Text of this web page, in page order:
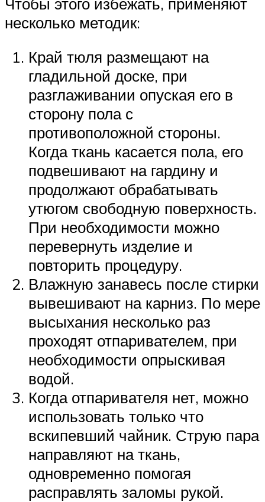
несколько методик:
Край тюля размещают на
гладильной доске, при
разглаживании опуская его в
сторону пола с
противоположной стороны.
Когда ткань касается пола, его
подвешивают на гардину и
продолжают обрабатывать
утюгом свободную поверхность.
При необходимости можно
перевернуть изделие и
повторить процедуру.
Влажную занавесь после стирки
вывешивают на карниз. По мере
высыхания несколько раз
проходят отпаривателем, при
необходимости опрыскивая
водой.
Когда отпаривателя нет, можно
использовать только что
вскипевший чайник. Струю пара
направляют на ткань,
одновременно помогая
расправлять заломы рукой.